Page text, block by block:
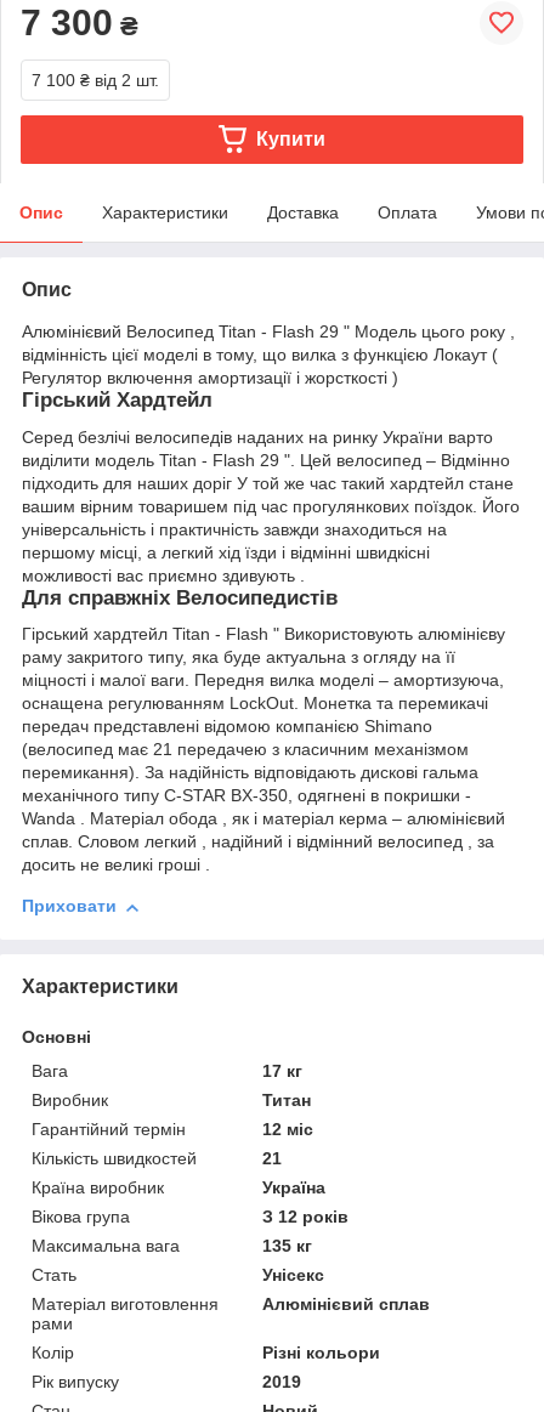
7 300 ₴
7 100 ₴ від 2 шт.
Купити
Опис Характеристики Доставка Оплата Умови
Опис
Алюмінієвий Велосипед Titan - Flash 29 " Модель цього року ,
відмінність цієї моделі в тому, що вилка з функцією Локаут (
Регулятор включення амортизації і жорсткості )
Гірський Хардтейл
Серед безлічі велосипедів наданих на ринку України варто
виділити модель Titan - Flash 29 ". Цей велосипед – Відмінно
підходить для наших доріг У той же час такий хардтейл стане
вашим вірним товаришем під час прогулянкових поїздок. Його
універсальність і практичність завжди знаходиться на
першому місці, а легкий хід їзди і відмінні швидкісні
можливості вас приємно здивують .
Для справжніх Велосипедистів
Гірський хардтейл Titan - Flash " Використовують алюмінієву
раму закритого типу, яка буде актуальна з огляду на її
міцності і малої ваги. Передня вилка моделі – амортизуюча,
оснащена регулюванням LockOut. Монетка та перемикачі
передач представлені відомою компанією Shimano
(велосипед має 21 передачею з класичним механізмом
перемикання). За надійність відповідають дискові гальма
механічного типу С-STAR BX-350, одягнені в покришки -
Wanda . Матеріал обода , як і матеріал керма – алюмінієвий
сплав. Словом легкий , надійний і відмінний велосипед , за
досить не великі гроші .
Приховати
Характеристики
Основні
Вага
17 кг
Виробник
Титан
Гарантійний термін
12 міс
Кількість швидкостей
21
Країна виробник
Україна
Вікова група
З 12 років
Максимальна вага
135 кг
Стать
Унісекс
Матеріал виготовлення
рами
Алюмінієвий сплав
Колір
Різні кольори
Рік випуску
2019